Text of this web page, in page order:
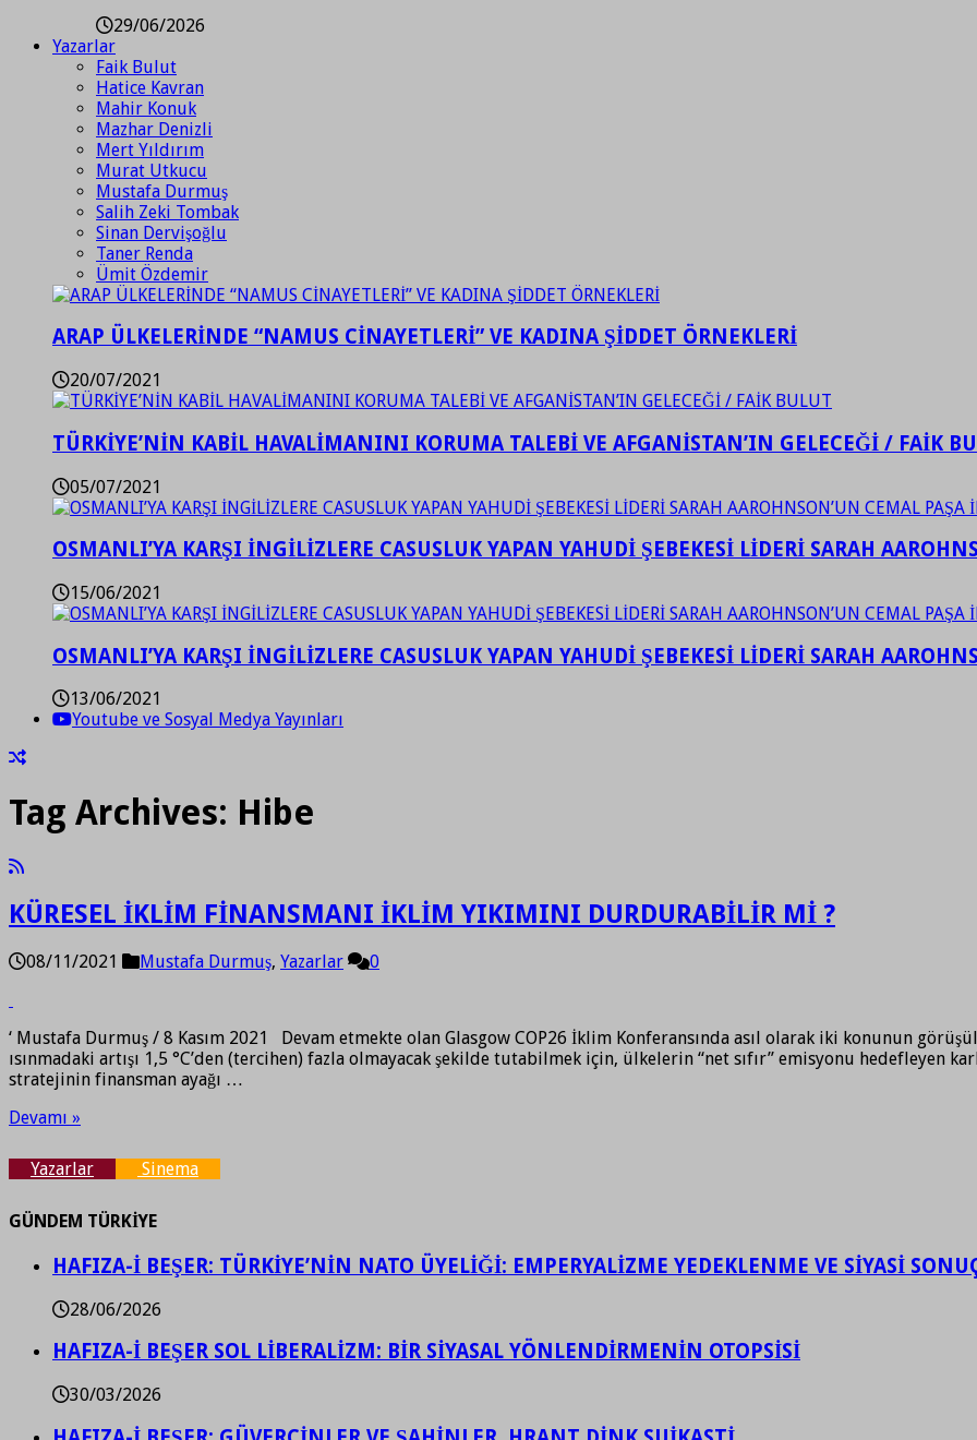
29/06/2026
Yazarlar
Faik Bulut
Hatice Kavran
Mahir Konuk
Mazhar Denizli
Mert Yıldırım
Murat Utkucu
Mustafa Durmuş
Salih Zeki Tombak
Sinan Dervişoğlu
Taner Renda
Ümit Özdemir
ARAP ÜLKELERİNDE “NAMUS CİNAYETLERİ” VE KADINA ŞİDDET ÖRNEKLERİ
20/07/2021
TÜRKİYE’NİN KABİL HAVALİMANINI KORUMA TALEBİ VE AFGANİSTAN’IN GELECEĞİ / FAİK
05/07/2021
OSMANLI’YA KARŞI İNGİLİZLERE CASUSLUK YAPAN YAHUDİ ŞEBEKESİ LİDERİ SARAH
15/06/2021
OSMANLI’YA KARŞI İNGİLİZLERE CASUSLUK YAPAN YAHUDİ ŞEBEKESİ LİDERİ SARAH
13/06/2021
Youtube ve Sosyal Medya Yayınları
Tag Archives: Hibe
KÜRESEL İKLİM FİNANSMANI İKLİM YIKIMINI DURDURABİLİR Mİ ?
08/11/2021 Mustafa Durmuş, Yazarlar 0
‘ Mustafa Durmuş / 8 Kasım 2021 Devam etmekte olan Glasgow COP26 İklim Konferansında asıl olarak iki konunun
ısınmadaki artışı 1,5 °C’den (tercihen) fazla olmayacak şekilde tutabilmek için, ülkelerin “net sıfır” emisyonu
stratejinin finansman ayağı …
Devamı »
Yazarlar Sinema
GÜNDEM TÜRKİYE
HAFIZA-İ BEŞER: TÜRKİYE’NİN NATO ÜYELİĞİ: EMPERYALİZME YEDEKLENME VE SİYASİ
28/06/2026
HAFIZA-İ BEŞER SOL LİBERALİZM: BİR SİYASAL YÖNLENDİRMENİN OTOPSİSİ
30/03/2026